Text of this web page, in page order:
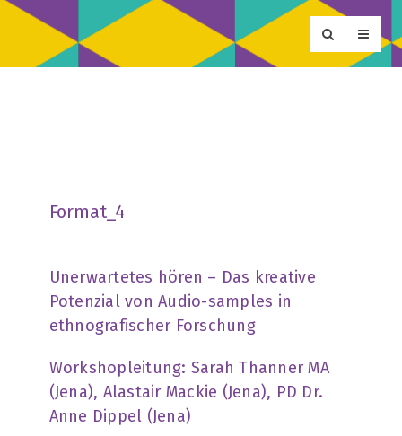
Format_4
Unerwartetes hören – Das kreative
Potenzial von Audio-samples in
ethnografischer Forschung
Workshopleitung: Sarah Thanner MA
(Jena), Alastair Mackie (Jena), PD Dr.
Anne Dippel (Jena)